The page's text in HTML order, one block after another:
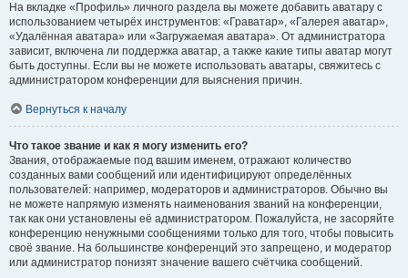
На вкладке «Профиль» личного раздела вы можете добавить аватару с
использованием четырёх инструментов: «Граватар», «Галерея аватар»,
«Удалённая аватара» или «Загружаемая аватара». От администратора
зависит, включена ли поддержка аватар, а также какие типы аватар могут
быть доступны. Если вы не можете использовать аватары, свяжитесь с
администратором конференции для выяснения причин.
Вернуться к началу
Что такое звание и как я могу изменить его?
Звания, отображаемые под вашим именем, отражают количество
созданных вами сообщений или идентифицируют определённых
пользователей: например, модераторов и администраторов. Обычно вы
не можете напрямую изменять наименования званий на конференции,
так как они установлены её администратором. Пожалуйста, не засоряйте
конференцию ненужными сообщениями только для того, чтобы повысить
своё звание. На большинстве конференций это запрещено, и модератор
или администратор понизят значение вашего счётчика сообщений.